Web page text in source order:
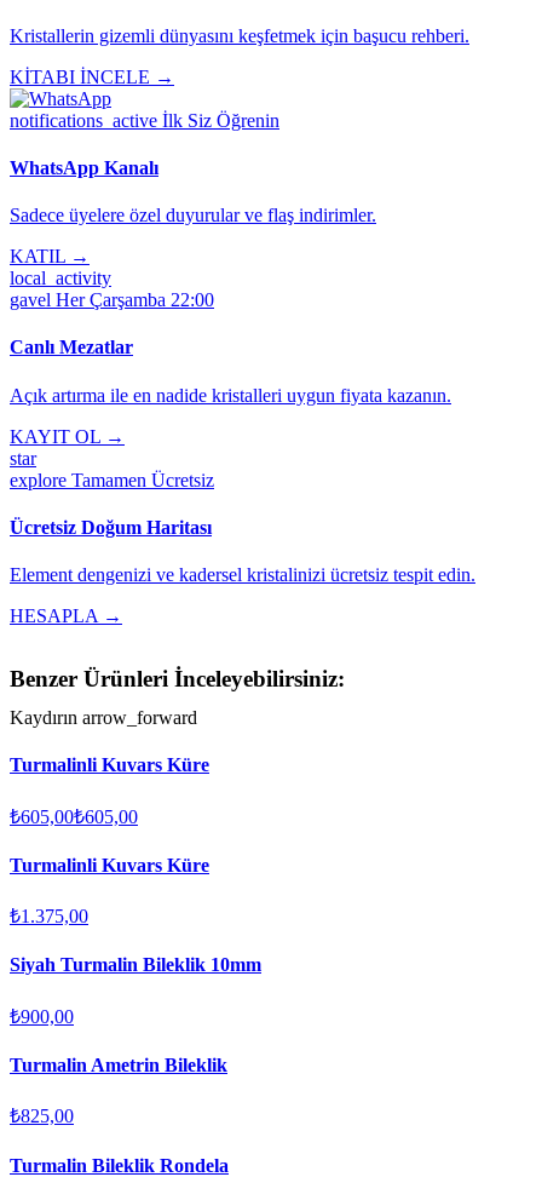
Kristallerin gizemli dünyasını keşfetmek için başucu rehberi.
KİTABI İNCELE →
notifications_active İlk Siz Öğrenin
WhatsApp Kanalı
Sadece üyelere özel duyurular ve flaş indirimler.
KATIL →
local_activity
gavel Her Çarşamba 22:00
Canlı Mezatlar
Açık artırma ile en nadide kristalleri uygun fiyata kazanın.
KAYIT OL →
star
explore Tamamen Ücretsiz
Ücretsiz Doğum Haritası
Element dengenizi ve kadersel kristalinizi ücretsiz tespit edin.
HESAPLA →
Benzer Ürünleri İnceleyebilirsiniz:
Kaydırın arrow_forward
Turmalinli Kuvars Küre
₺605,00₺605,00
Turmalinli Kuvars Küre
₺1.375,00
Siyah Turmalin Bileklik 10mm
₺900,00
Turmalin Ametrin Bileklik
₺825,00
Turmalin Bileklik Rondela